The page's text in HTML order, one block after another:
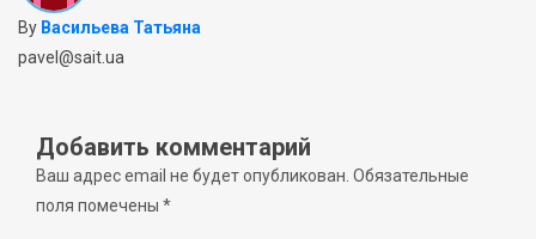
By Васильева Татьяна
pavel@sait.ua
Добавить комментарий
Ваш адрес email не будет опубликован. Обязательные
поля помечены *